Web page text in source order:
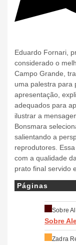
Eduardo Fornari,
considerado o
Campo Grande,
uma palestra para
apresentação,
adequados para
ilustrar a
Bonsmara
salientando a
reprodutores.
com a qualidade
prato final servido
Páginas
Sobre
Sobre
Zadra